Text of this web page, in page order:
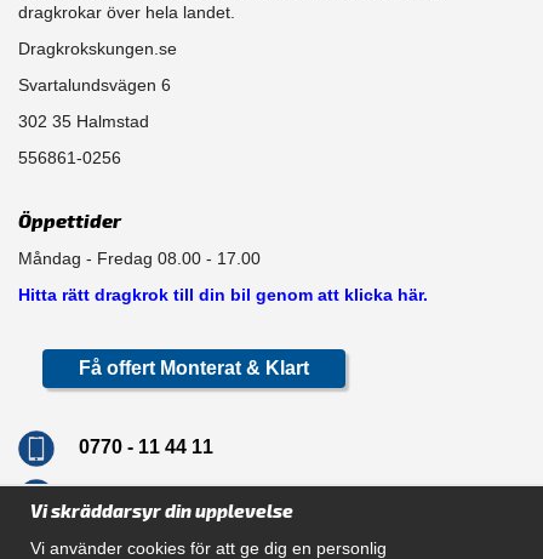
dragkrokar över hela landet.
Dragkrokskungen.se
Svartalundsvägen 6
302 35 Halmstad
556861-0256
Öppettider
Måndag - Fredag 08.00 - 17.00
Hitta rätt dragkrok till din bil genom att klicka här.
Få offert Monterat & Klart
0770 - 11 44 11
Vi skräddarsyr din upplevelse
Vi använder cookies för att ge dig en personlig